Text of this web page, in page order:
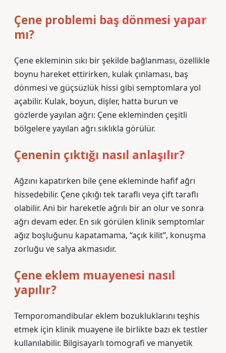
Çene problemi baş dönmesi yapar
mı?
Çene ekleminin sıkı bir şekilde bağlanması, özellikle
boynu hareket ettirirken, kulak çınlaması, baş
dönmesi ve güçsüzlük hissi gibi semptomlara yol
açabilir. Kulak, boyun, dişler, hatta burun ve
gözlerde yayılan ağrı: Çene ekleminden çeşitli
bölgelere yayılan ağrı sıklıkla görülür.
Çenenin çıktığı nasıl anlaşılır?
Ağzını kapatırken bile çene ekleminde hafif ağrı
hissedebilir. Çene çıkığı tek taraflı veya çift taraflı
olabilir. Ani bir hareketle ağrılı bir an olur ve sonra
ağrı devam eder. En sık görülen klinik semptomlar
ağız boşluğunu kapatamama, “açık kilit”, konuşma
zorluğu ve salya akmasıdır.
Çene eklem muayenesi nasıl
yapılır?
Temporomandibular eklem bozukluklarını teşhis
etmek için klinik muayene ile birlikte bazı ek testler
kullanılabilir. Bilgisayarlı tomografi ve manyetik